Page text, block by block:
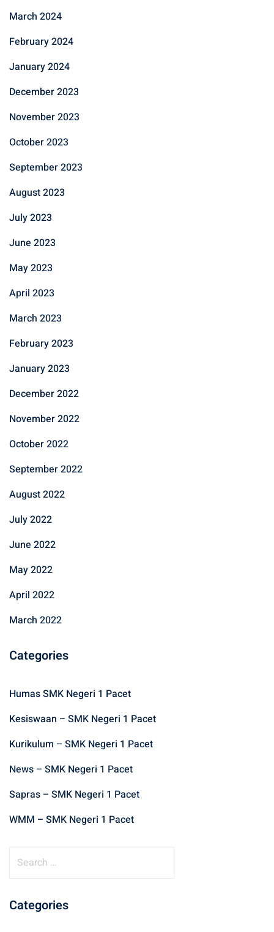
March 2024
February 2024
January 2024
December 2023
November 2023
October 2023
September 2023
August 2023
July 2023
June 2023
May 2023
April 2023
March 2023
February 2023
January 2023
December 2022
November 2022
October 2022
September 2022
August 2022
July 2022
June 2022
May 2022
April 2022
March 2022
Categories
Humas SMK Negeri 1 Pacet
Kesiswaan – SMK Negeri 1 Pacet
Kurikulum – SMK Negeri 1 Pacet
News – SMK Negeri 1 Pacet
Sapras – SMK Negeri 1 Pacet
WMM – SMK Negeri 1 Pacet
rCategories